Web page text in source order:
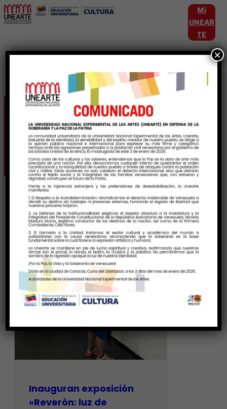
Mi
UNEAR
TE
Etiqueta:
GobiernoDeDistritoCapital
Inauguran exposición
«Reverón: luz de
×